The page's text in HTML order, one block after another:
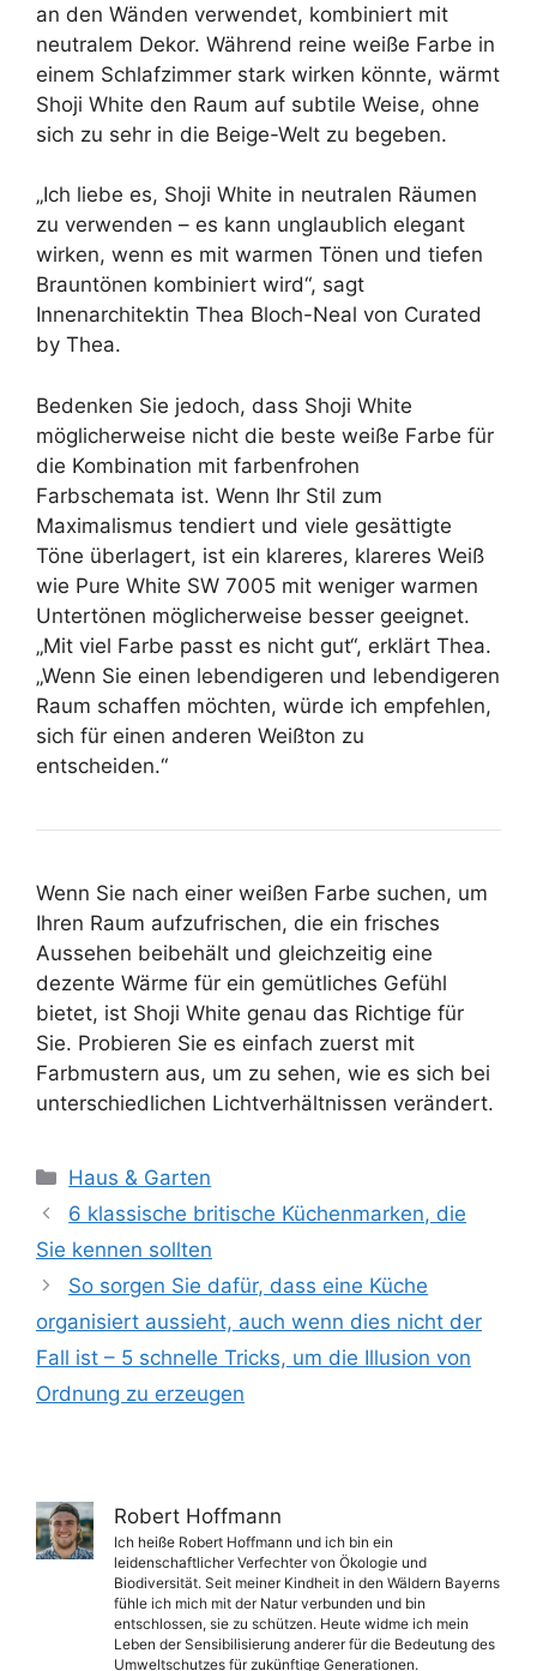
an den Wänden verwendet, kombiniert mit
neutralem Dekor. Während reine weiße Farbe in
einem Schlafzimmer stark wirken könnte, wärmt
Shoji White den Raum auf subtile Weise, ohne
sich zu sehr in die Beige-Welt zu begeben.
„Ich liebe es, Shoji White in neutralen Räumen
zu verwenden – es kann unglaublich elegant
wirken, wenn es mit warmen Tönen und tiefen
Brauntönen kombiniert wird“, sagt
Innenarchitektin Thea Bloch-Neal von Curated
by Thea.
Bedenken Sie jedoch, dass Shoji White
möglicherweise nicht die beste weiße Farbe für
die Kombination mit farbenfrohen
Farbschemata ist. Wenn Ihr Stil zum
Maximalismus tendiert und viele gesättigte
Töne überlagert, ist ein klareres, klareres Weiß
wie Pure White SW 7005 mit weniger warmen
Untertönen möglicherweise besser geeignet.
„Mit viel Farbe passt es nicht gut“, erklärt Thea.
„Wenn Sie einen lebendigeren und lebendigeren
Raum schaffen möchten, würde ich empfehlen,
sich für einen anderen Weißton zu
entscheiden.“
Wenn Sie nach einer weißen Farbe suchen, um
Ihren Raum aufzufrischen, die ein frisches
Aussehen beibehält und gleichzeitig eine
dezente Wärme für ein gemütliches Gefühl
bietet, ist Shoji White genau das Richtige für
Sie. Probieren Sie es einfach zuerst mit
Farbmustern aus, um zu sehen, wie es sich bei
unterschiedlichen Lichtverhältnissen verändert.
Kategorien
Haus & Garten
6 klassische britische Küchenmarken, die
Sie kennen sollten
So sorgen Sie dafür, dass eine Küche
organisiert aussieht, auch wenn dies nicht der
Fall ist – 5 schnelle Tricks, um die Illusion von
Ordnung zu erzeugen
Robert Hoffmann
Ich heiße Robert Hoffmann und ich bin ein
leidenschaftlicher Verfechter von Ökologie und
Biodiversität. Seit meiner Kindheit in den Wäldern Bayerns
fühle ich mich mit der Natur verbunden und bin
entschlossen, sie zu schützen. Heute widme ich mein
Leben der Sensibilisierung anderer für die Bedeutung des
Umweltschutzes für zukünftige Generationen.